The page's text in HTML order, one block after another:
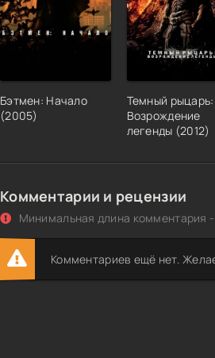
Бэтмен: Начало
(2005)
Темный рыцарь:
Возрождение
легенды (2012)
Комментарии и рецензии
Минимальная длина комментария
Комментариев ещё нет.